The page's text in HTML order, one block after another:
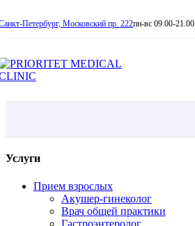
Петербург, Московский пр. 222пн-вс 09.00-21.00
Услуги
Прием взрослых
Акушер-гинеколог
Врач общей практики
Гастроэнтеролог